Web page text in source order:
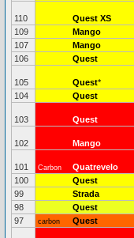
110 Quest XS
109
Mango
107
Mango
106
Quest
105 Quest*
104
Quest
103 Quest
102 Mango
101 Carbon Quatrevelo
100
Quest
99
Strada
98
Quest
97
carbon Quest